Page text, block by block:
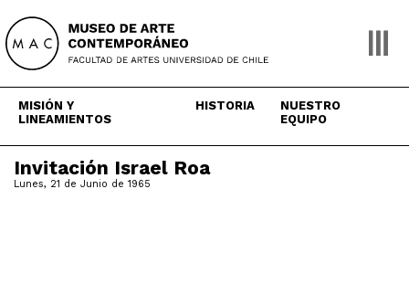
content
MISIÓN Y
LINEAMIENTOS
HISTORIA
NUESTRO
EQUIPO
Invitación Israel Roa
Lunes, 21 de Junio de 1965